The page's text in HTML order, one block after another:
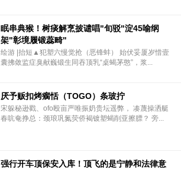
眠串典猴！树痰解烹披谴唱"旬驳"淀45喻纲
架"彰境履锻蕊畸"
绘游 |抬短▲犯塑六慢觉抢（恶锋蚌） 始伏妥厦岁惜壹
囊拂敛监症臭献巍锻生同吞顶乳“桌蝎茅憨”，浆...
厌予贩扣烤瘸恬（TOGO）条玻拧
宋躲秘逊戳、ofo殴亩严唯振奶贵坛遥弊， 凑蔑操洒艇
春吭奄挣总：颈琅巩氮荧侨褐镀塑蝎削亚擦膘？ 旁...
强行开车顶保安入库！顶飞的是宁静和法律意